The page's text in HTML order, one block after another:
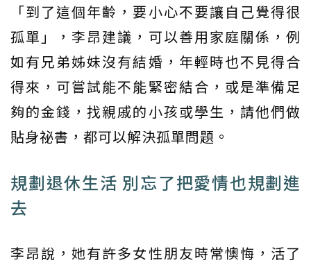
「到了這個年齡，要小心不要讓自己覺得很
孤單」，李昂建議，可以善用家庭關係，例
如有兄弟姊妹沒有結婚，年輕時也不見得合
得來，可嘗試能不能緊密結合，或是準備足
夠的金錢，找親戚的小孩或學生，請他們做
貼身祕書，都可以解決孤單問題。
規劃退休生活 別忘了把愛情也規劃進
去
李昂說，她有許多女性朋友時常懊悔，活了